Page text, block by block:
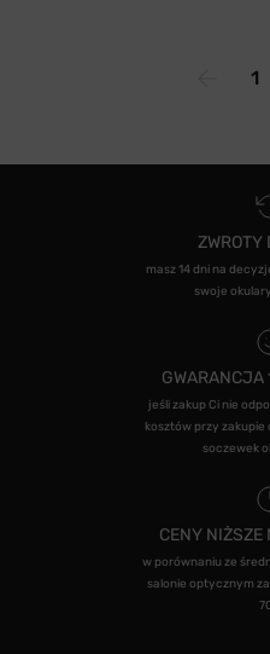
1
ZWROTY
masz 14 dni na
swoje
GWARANCJA
jeśli zakup Ci nie
kosztów przy zakupie
soczewek
CENY NIŻSZE
w porównaniu ze
salonie optycznym